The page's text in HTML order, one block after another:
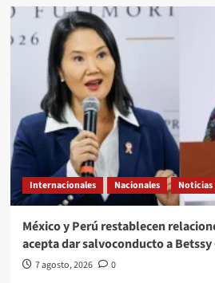
Internacionales Nacionales Noticias
México y Perú restablecen
acepta dar salvoconducto a Betssy
7 agosto, 2026 0